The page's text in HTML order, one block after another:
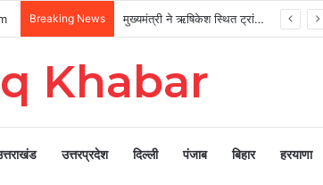
Breaking News मुख्यमंत्री ने ऋषिकेश स्थित ट्रांजिट कैंप का किया औचक निरीक्षण
Khabar
उत्तरप्रदेश दिल्ली पंजाब बिहार हरयाणा